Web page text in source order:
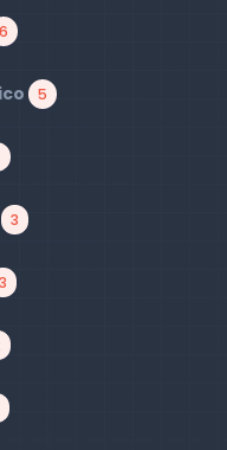
6
5
3
3